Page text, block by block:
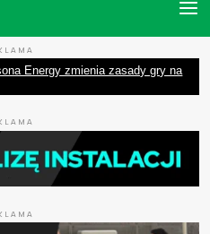
Energy zmienia zasady gry na